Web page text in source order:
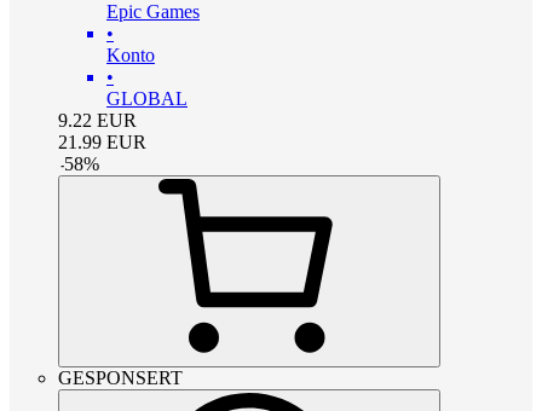
Epic Games
•
Konto
•
GLOBAL
9.22 EUR
21.99 EUR
-58%
GESPONSERT